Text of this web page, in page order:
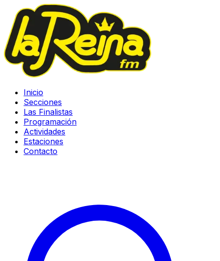
Inicio
Secciones
Las Finalistas
Programación
Actividades
Estaciones
Contacto